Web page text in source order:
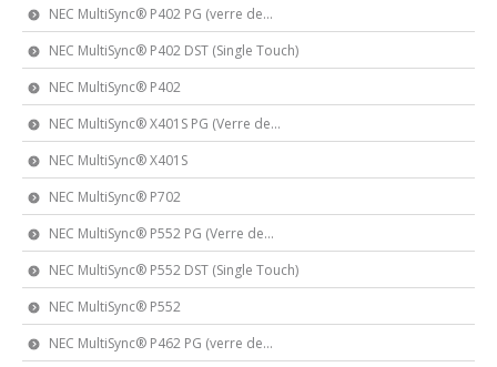
NEC MultiSync® P402 PG (verre de...
NEC MultiSync® P402 DST (Single Touch)
NEC MultiSync® P402
NEC MultiSync® X401S PG (Verre de...
NEC MultiSync® X401S
NEC MultiSync® P702
NEC MultiSync® P552 PG (Verre de...
NEC MultiSync® P552 DST (Single Touch)
NEC MultiSync® P552
NEC MultiSync® P462 PG (verre de...